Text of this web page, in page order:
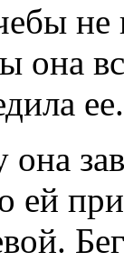
она
ее.
ей